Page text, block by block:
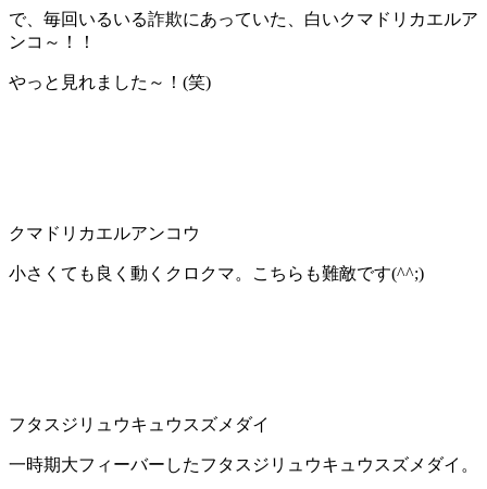
で、毎回いるいる詐欺にあっていた、白いクマドリカエルア
ンコ～！！
やっと見れました～！(笑)
クマドリカエルアンコウ
小さくても良く動くクロクマ。こちらも難敵です(^^;)
フタスジリュウキュウスズメダイ
一時期大フィーバーしたフタスジリュウキュウスズメダイ。